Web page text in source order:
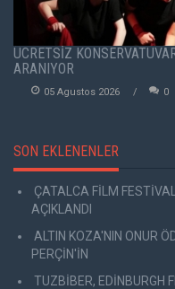
ÜCRETSİZ
ARANIYOR
05 Agustos 2026 0
SON EKLENENLER
ÇATALCA FİLM
AÇIKLANDI
ALTIN KOZA'NIN ONUR
PERÇİN'İN
TUZBİBER, EDİNBURGH